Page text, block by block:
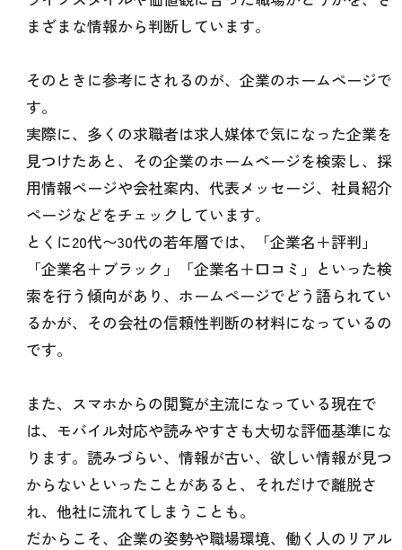
まざまな情報から判断しています。
そのときに参考にされるのが、企業のホームページで
す。
実際に、多くの求職者は求人媒体で気になった企業を
見つけたあと、その企業のホームページを検索し、採
用情報ページや会社案内、代表メッセージ、社員紹介
ページなどをチェックしています。
とくに20代〜30代の若年層では、「企業名＋評判」
「企業名＋ブラック」「企業名＋口コミ」といった検
索を行う傾向があり、ホームページでどう語られてい
るかが、その会社の信頼性判断の材料になっているの
です。
また、スマホからの閲覧が主流になっている現在で
は、モバイル対応や読みやすさも大切な評価基準にな
ります。読みづらい、情報が古い、欲しい情報が見つ
からないといったことがあると、それだけで離脱さ
れ、他社に流れてしまうことも。
だからこそ、企業の姿勢や職場環境、働く人のリアル